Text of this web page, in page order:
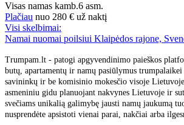
Visas namas kamb.6 asm.
Plačiau nuo 280 € už naktį
Visi skelbimai:
Namai nuomai poilsiui Klaipėdos rajone,
Trumpam.lt - patogi apgyvendinimo paieškos
butų, apartamentų ir namų pasiūlymus
savininkų ir be komisinio mokesčio visoje
asmeniniu gidu planuojant nakvynes Lietuvoje ir
svečiams unikalią galimybę jausti namų jaukumą
nusprendėte apsistoti vienai parai, nakčiai arba